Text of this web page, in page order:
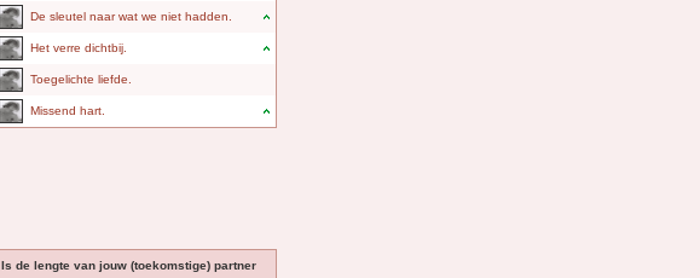
De sleutel naar wat we niet hadden.
Het verre dichtbij.
Toegelichte liefde.
Missend hart.
Is de lengte van jouw (toekomstige) partner